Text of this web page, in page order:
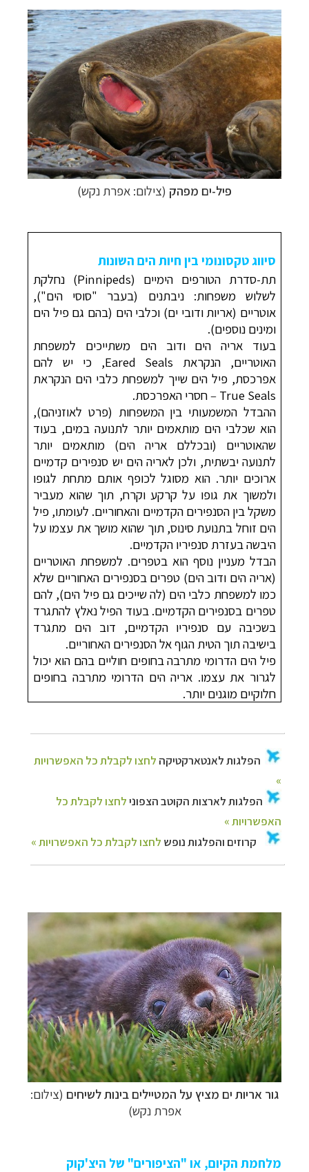
פיל-ים מפהק (צילום: אפרת נקש)
סיווג טקסונומי בין חיות הים השונות
תת-סדרת הטורפים הימיים (Pinnipeds) נחלק
ת
לשלוש משפחות: ניבתנים (בעבר "סוסי הים"),
אוטריים (אריות ודובי ים) וכלבי הים (בהם גם פיל הים
ומינים נוספים).
בעוד אריה הים ודוב הים משתייכים למשפחת
האוטריים, הנקראת Eared Seals, כי יש להם
אפרכסת, פיל הים שייך למשפחת כלבי הים הנקראת
True Seals
–חסרי האפרכסת.
ההבדל המשמעותי בין המשפחות (פרט לאוזניהם),
הוא שכלבי הים מותאמים יותר לתנועה במים, בעוד
שהאוטריים (ובכללם אריה הים) מותאמים יותר
לתנועה יבשתית, ולכן לאריה הים יש סנפירים קדמיים
ארוכים יותר. הוא מסוגל לכופף אותם מתחת לגופו
ולמשוך את גופו על קרקע וקרח, תוך שהוא מעביר
משקל בין הסנפירים הקדמיים והאחוריים. לעומתו, פיל
הים זוחל בתנועת סינוס, תוך שהוא מושך את עצמו על
היבשה בעזרת סנפיריו הקדמיים.
הבדל מעניין נוסף הוא בטפרים. למשפחת האוטריים
(אריה הים ודוב הים) טפרים בסנפירים האחוריים שלא
כמו למשפחת כלבי הים (לה שייכים גם פיל הים), להם
טפרים בסנפירים הקדמיים. בעוד הפיל נאלץ להתגרד
בשכיבה עם סנפיריו הקדמיים, דוב הים מתגרד
בישיבה תוך הטית הגוף אל הסנפירים האחוריים.
פיל הים הדרומי מתרבה בחופים חוליים בהם הוא יכול
לגרור את עצמו. אריה הים הדרומי מתרבה בחופים
חלוקיים מוגנים יותר.
גור אריות ים מציץ על המטיילים בינות לשיחים (צילום:
אפרת נקש)
מלחמת הקיום, או "הציפורים" של היצ'קוק